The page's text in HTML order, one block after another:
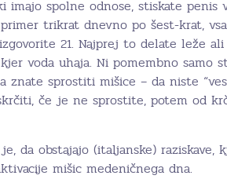
spolne odnose, stiskate penis
trikrat dnevno po šest-krat,
21. Najprej to delate leže
voda uhaja. Ni pomembno samo
znate sprostiti mišice – da niste
če je ne sprostite, potem od
da obstajajo (italjanske) raziskave,
mišic medeničnega dna.